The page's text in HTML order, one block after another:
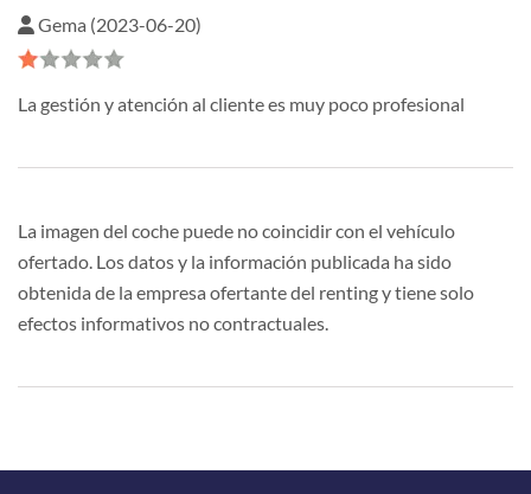
Gema (2023-06-20)
La gestión y atención al cliente es muy poco profesional
La imagen del coche puede no coincidir con el vehículo
ofertado. Los datos y la información publicada ha sido
obtenida de la empresa ofertante del renting y tiene solo
efectos informativos no contractuales.